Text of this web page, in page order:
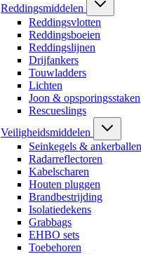
Reddingsmiddelen
Reddingsvlotten
Reddingsboeien
Reddingslijnen
Drijfankers
Touwladders
Lichten
Joon & opsporingsstaken
Rescueslings
Veiligheidsmiddelen
Seinkegels & ankerballen
Radarreflectoren
Kabelscharen
Houten pluggen
Brandbestrijding
Isolatiedekens
Grabbags
EHBO sets
Toebehoren